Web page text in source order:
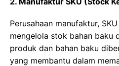
Perusahaan manufaktur,
mengelola stok bahan baku
produk dan bahan baku
yang membantu dalam